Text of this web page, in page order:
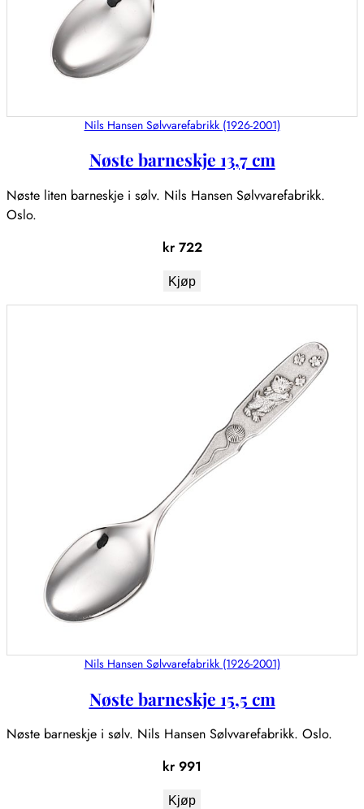
Nils Hansen Sølvvarefabrikk (1926-2001)
Nøste barneskje 13,7 cm
Nøste liten barneskje i sølv. Nils Hansen Sølvvarefabrikk.
Oslo.
kr722
Kjøp
Nils Hansen Sølvvarefabrikk (1926-2001)
Nøste barneskje 15,5 cm
Nøste barneskje i sølv. Nils Hansen Sølvvarefabrikk. Oslo.
kr 991
Kjøp